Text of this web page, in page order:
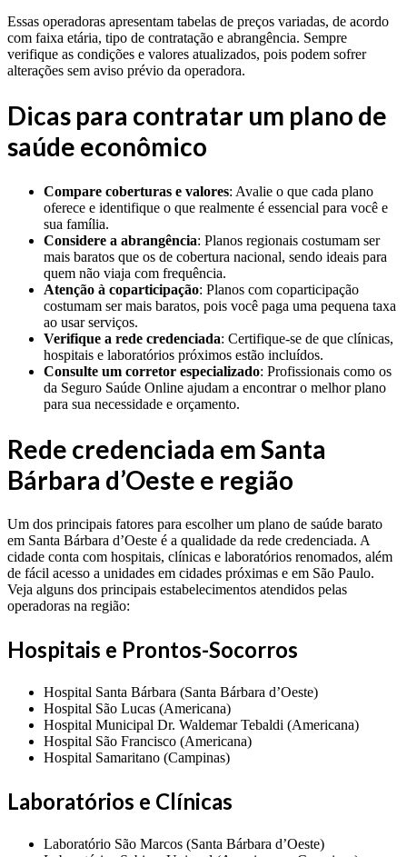
Essas operadoras apresentam tabelas de preços variadas, de acordo
com faixa etária, tipo de contratação e abrangência. Sempre
verifique as condições e valores atualizados, pois podem sofrer
alterações sem aviso prévio da operadora.
Dicas para contratar um plano de
saúde econômico
Compare coberturas e valores: Avalie o que cada plano
oferece e identifique o que realmente é essencial para você e
sua família.
Considere a abrangência: Planos regionais costumam ser
mais baratos que os de cobertura nacional, sendo ideais para
quem não viaja com frequência.
Atenção à coparticipação: Planos com coparticipação
costumam ser mais baratos, pois você paga uma pequena taxa
ao usar serviços.
Verifique a rede credenciada: Certifique-se de que clínicas,
hospitais e laboratórios próximos estão incluídos.
Consulte um corretor especializado: Profissionais como os
da Seguro Saúde Online ajudam a encontrar o melhor plano
para sua necessidade e orçamento.
Rede credenciada em Santa
Bárbara d’Oeste e região
Um dos principais fatores para escolher um plano de saúde barato
em Santa Bárbara d’Oeste é a qualidade da rede credenciada. A
cidade conta com hospitais, clínicas e laboratórios renomados, além
de fácil acesso a unidades em cidades próximas e em São Paulo.
Veja alguns dos principais estabelecimentos atendidos pelas
operadoras na região:
Hospitais e Prontos-Socorros
Hospital Santa Bárbara (Santa Bárbara d’Oeste)
Hospital São Lucas (Americana)
Hospital Municipal Dr. Waldemar Tebaldi (Americana)
Hospital São Francisco (Americana)
Hospital Samaritano (Campinas)
Laboratórios e Clínicas
Laboratório São Marcos (Santa Bárbara d’Oeste)